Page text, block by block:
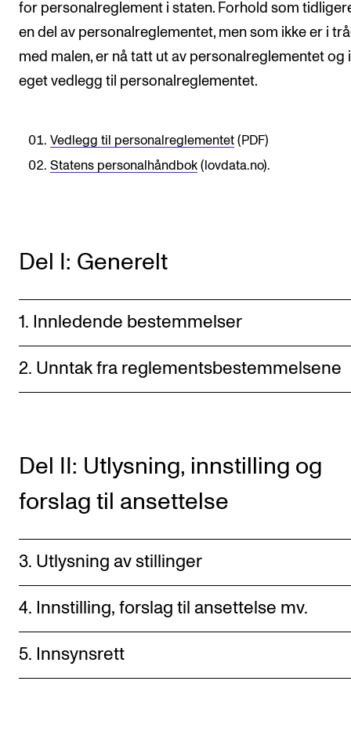
UNDERVISNING OG STUDENTSTØTTE
Eksamen og vitnemål
Digitale ressurser for undervisning
FORSKNING OG UTVIKLINGSARBEID
Om FoU på NMH
Livet rundt FoU
KONSERTER OG ARRANGEMENTER
Arrangementer for ansatte
Markedsføring, program og plakat
Konsertopptak
ORGANISASJON
for personalreglement i staten. Forhold som
en del av personalreglementet, men som ikke er i
med malen, er nå tatt ut av personalreglementet og
eget vedlegg til personalreglementet.
Vedlegg til personalreglementet(PDF)
Statens personalhåndbok(lovdata.no).
Del I: Generelt
1. Innledende bestemmelser
2. Unntak fra reglementsbestemmelsene
Del II: Utlysning, innstilling og
forslag til ansettelse
3. Utlysning av stillinger
4. Innstilling, forslag til ansettelse mv.
5. Innsynsrett